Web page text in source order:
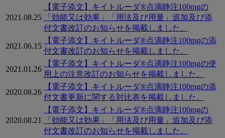
2021.08.25
【電子添文】キイトルーダ®点滴静注100mgの
「効能又は効果」「用法及び用量」追加及び添
付文書改訂のお知らせを掲載しました。
2021.06.15
【電子添文】キイトルーダ®点滴静注100mgの添
付文書改訂のお知らせを掲載しました。
2021.01.26
【電子添文】キイトルーダ®点滴静注100mgの使
用上の注意改訂のお知らせを掲載しました。
2020.08.26
【電子添文】キイトルーダ®点滴静注100mgの添
付文書更新に関する対比表を掲載しました。
2020.08.21
【電子添文】キイトルーダ®点滴静注100mgの
「効能又は効果」「用法及び用量」追加及び添
付文書改訂のお知らせを掲載しました。